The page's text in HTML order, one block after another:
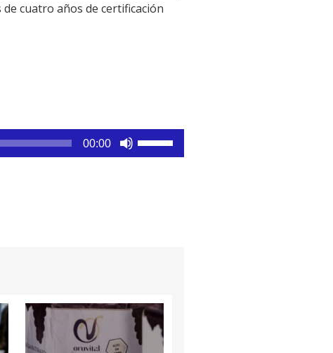
cuatro años de certificación
00:00
el
volumen.